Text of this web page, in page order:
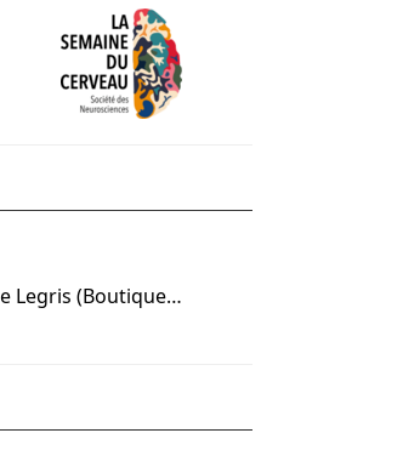
Legris (Boutique…